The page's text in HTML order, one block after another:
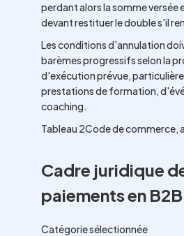
perdant alors la somme versée
devant restituer le double s'il
Les conditions d'annulation
barèmes progressifs selon la
d'exécution prévue,
prestations de formation,
coaching.
Tableau 2Code de commerce,
Cadre juridique
paiements en B2B
Catégorie sélectionnée